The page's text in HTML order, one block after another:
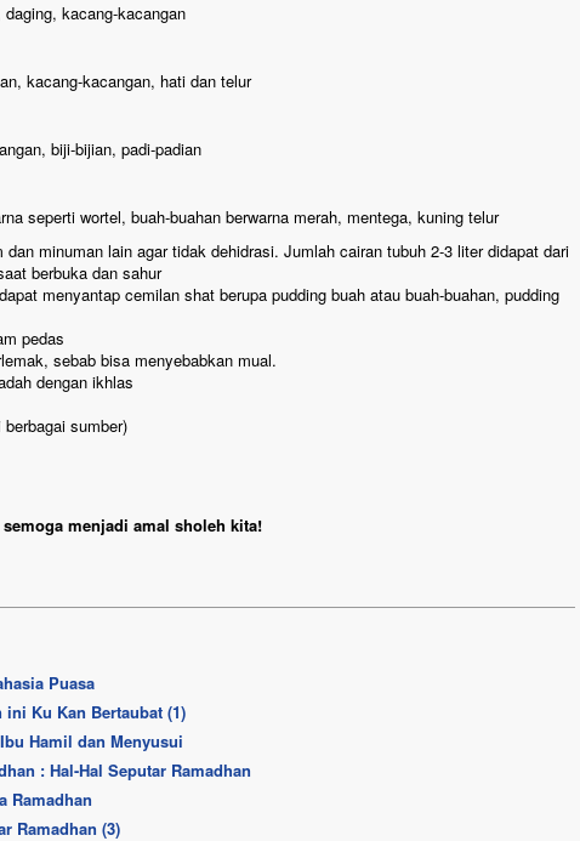
kacang-kacangan
kacang-kacangan, hati dan telur
biji-bijian, padi-padian
wortel, buah-buahan berwarna merah, mentega, kuning telur
minuman lain agar tidak dehidrasi. Jumlah cairan tubuh 2-3 liter didapat dari
berbuka dan sahur
menyantap cemilan shat berupa pudding buah atau buah-buahan, pudding
pedas
sebab bisa menyebabkan mual.
dengan ikhlas
sumber)
menjadi amal sholeh kita!
Puasa
ini Ku Kan Bertaubat (1)
Hamil dan Menyusui
: Hal-Hal Seputar Ramadhan
Ramadhan
Ramadhan (3)